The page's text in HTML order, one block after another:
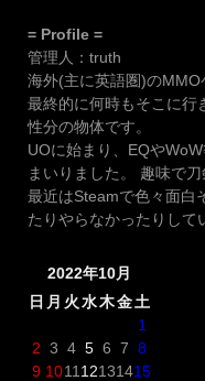
= Profile =
管理人：truth
海外(主に英語圏)の
最終的に何時もそこに行
性分の物体です。
UOに始まり、EQや
まいりました。 趣味で
最近はSteamで色々面白
たりやらなかったりして
2022年10月
日 月 火水木金土
1
2 3 4 5 6 7 8
9 1011 12131415